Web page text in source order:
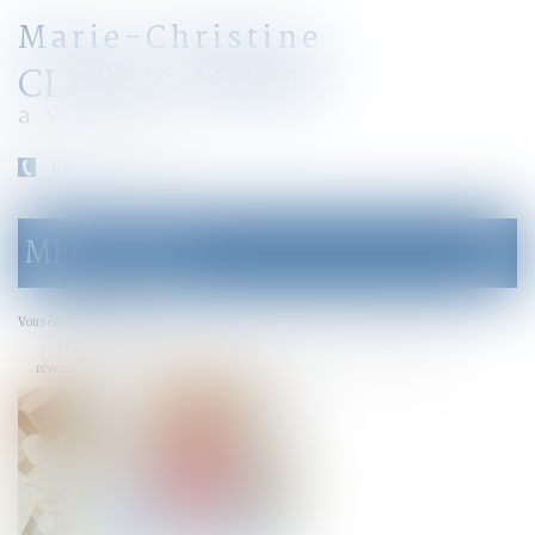
Marie-Christine
CLARAZ-MURAT
avocat
le
menu
MENU
Vous êtes ici :
réversion aux couples liés par un Pacs